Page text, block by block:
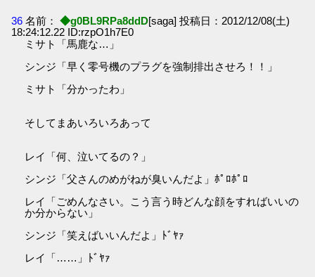
36 名前： ◆g0BL9RPa8ddD[saga] 投稿日：2012/12/08(土)
18:24:12.22 ID:rzpO1h7E0
ミサト「馬鹿な…」
シンジ「早く零号機のプラグを強制排出させろ！！」
ミサト「分かったわ」
そしてまあいろいろあって
レイ「何、泣いてるの？」
シンジ「父さんのめがねが臭いんだよ」ﾎﾟﾛﾎﾟﾛ
レイ「ごめんなさい。こう言う時どんな顔をすればいいの
か分からない」
シンジ「笑えばいいんだよ」ﾄﾞﾔｧ
レイ「……」ﾄﾞﾔｧ